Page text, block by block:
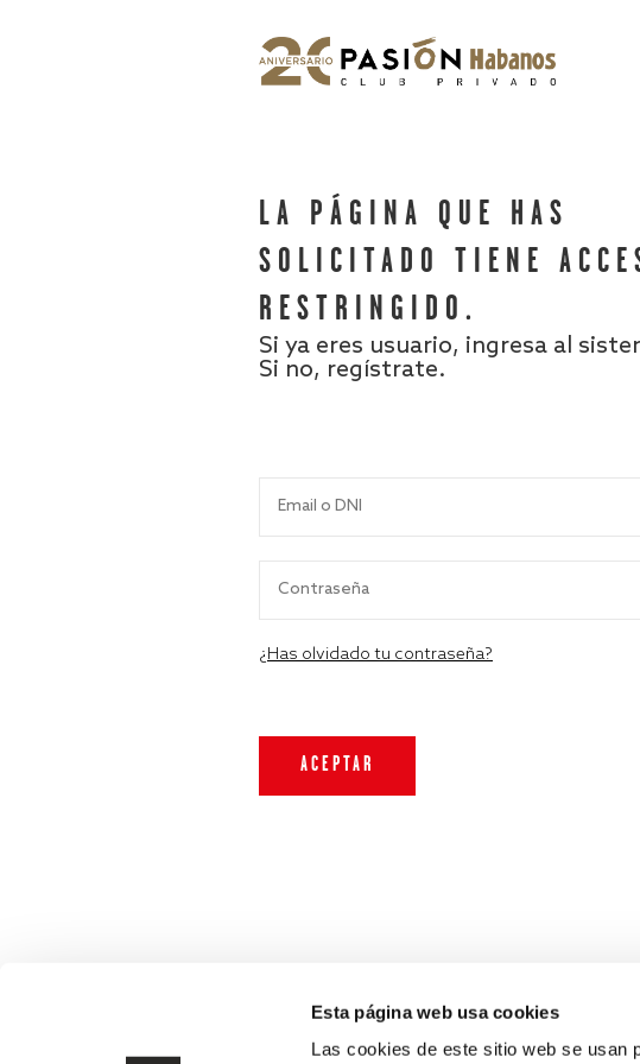
Esta página web usa cookies
Las cookies de este sitio web se usan
LA PÁGINA QUE HAS
SOLICITADO TIENE
RESTRINGIDO.
Si ya eres usuario, ingresa al
Si no, regístrate.
¿Has olvidado tu contraseña?